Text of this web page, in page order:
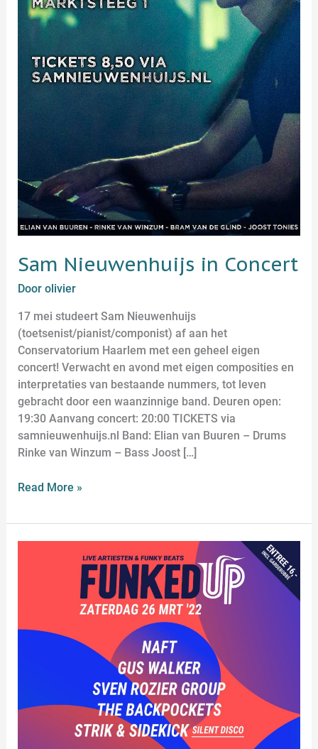
Sam Nieuwenhuijs in Concert
Doorolivier
17 mei studeert Sam Nieuwenhuijs
(toetsenist/pianist/componist) af aan het
Conservatorium Haarlem met een geheel eigen
concert! Verwacht en avond met eigen composities en
interpretaties van bestaande nummers, tot leven
gebracht door een waanzinnige band. Deuren open:
19:30 Aanvang concert: 20:00 TICKETS via
samnieuwenhuijs.nl Band: Elian van Buuren – Drums
Rinke van Winzum – Bass Joost […]
Read More »